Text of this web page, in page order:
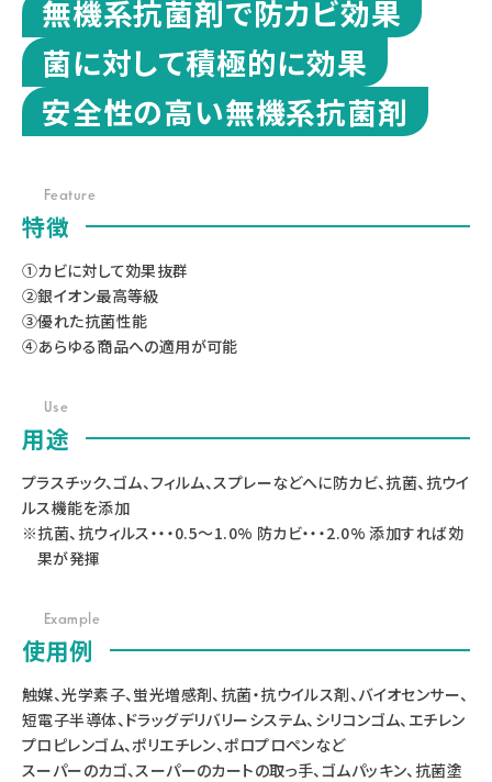
無機系抗菌剤で防カビ効果
菌に対して積極的に効果
安全性の高い無機系抗菌剤
Feature
特徴
①カビに対して効果抜群
②銀イオン最高等級
③優れた抗菌性能
④あらゆる商品への適用が可能
Use
用途
プラスチック、ゴム、フィルム、スプレーなどへに防カビ、抗菌、抗ウイ
ルス機能を添加
※抗菌、抗ウィルス・・・0.5～1.0% 防カビ・・・2.0% 添加すれば効
果が発揮
Example
使用例
触媒、光学素子、蛍光増感剤、抗菌・抗ウイルス剤、バイオセンサー、
短電子半導体、ドラッグデリバリーシステム、シリコンゴム、エチレン
プロピレンゴム、ポリエチレン、ポロプロペンなど
スーパーのカゴ、スーパーのカートの取っ手、ゴムパッキン、抗菌塗